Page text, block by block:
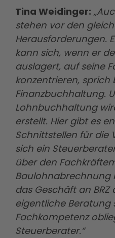
Tina Weidinger:
stehen vor den
Herausforderungen.
kann sich, wenn er
auslagert, auf seine
konzentrieren, sprich
Finanzbuchhaltung.
Lohnbuchhaltung
erstellt. Hier gibt es
Schnittstellen für die
sich ein
über den
Baulohnabrechnung
das Geschäft an BRZ
eigentliche Beratung
Fachkompetenz
Steuerberater.“